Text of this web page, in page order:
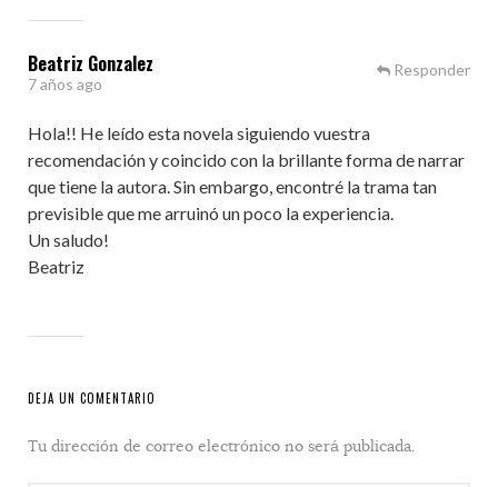
Beatriz Gonzalez
7 años ago
Hola!! He leído esta novela siguiendo vuestra
recomendación y coincido con la brillante forma de narrar
que tiene la autora. Sin embargo, encontré la trama tan
previsible que me arruinó un poco la experiencia.
Un saludo!
Beatriz
Responder
DEJA UN COMENTARIO
Tu dirección de correo electrónico no será publicada.